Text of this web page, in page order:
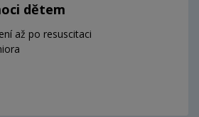
dětem
až po resuscitaci